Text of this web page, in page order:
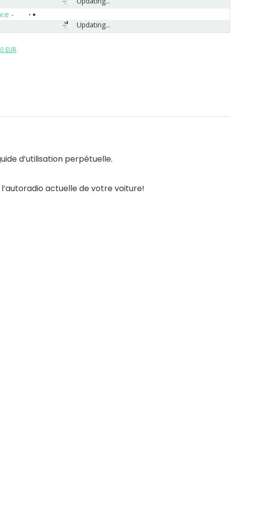
Updating...
-
EUR
d’utilisation perpétuelle.
actuelle de votre voiture!